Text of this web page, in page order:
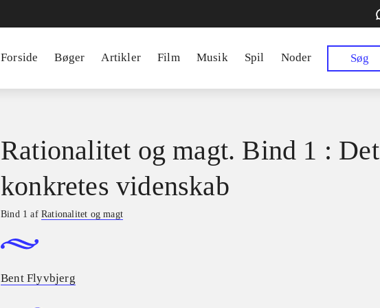
Forside Bøger Artikler Film Musik Spil Noder Søg
Rationalitet og magt. Bind 1 : Det
konkretes videnskab
Bind 1 afRationalitet og magt
Bent Flyvbjerg